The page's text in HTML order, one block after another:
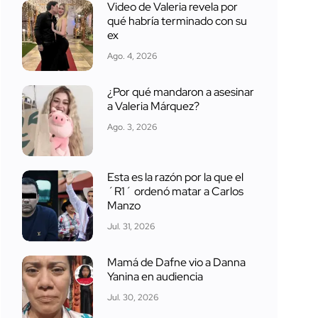
Video de Valeria revela por
qué habría terminado con su
ex
Ago. 4, 2026
¿Por qué mandaron a asesinar
a Valeria Márquez?
Ago. 3, 2026
Esta es la razón por la que el
´R1´ ordenó matar a Carlos
Manzo
Jul. 31, 2026
Mamá de Dafne vio a Danna
Yanina en audiencia
Jul. 30, 2026